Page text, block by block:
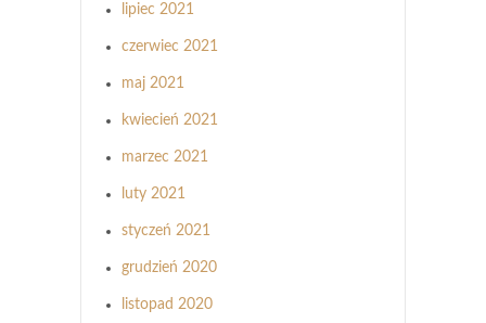
lipiec 2021
czerwiec 2021
maj 2021
kwiecień 2021
marzec 2021
luty 2021
styczeń 2021
grudzień 2020
listopad 2020